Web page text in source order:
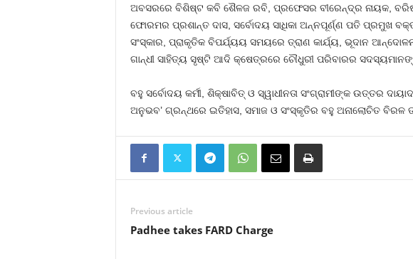
ଅବସରରେ ବିଶିଷ୍ଟ କବି ଶୈଳଜ ରବି, ପ୍ରଫେସର ବୀରେନ୍ଦ୍ର ନାୟକ,
ଫୋରମର ପ୍ରଶାନ୍ତ ଦାସ, ସର୍ବୋଦୟ ସାଧିକା ଅନ୍ନପୂର୍ଣ୍ଣ ପତି ପ୍ରମୁଖ
ସଂସ୍କାର, ପ୍ରାକୃତିକ ବିପର୍ଯ୍ୟୟ ସମୟରେ ତ୍ରାଣ କାର୍ଯ୍ୟ, ଭୂଦାନ
ଗାନ୍ଧୀ ସାହିତ୍ୟ ସୃଷ୍ଟି ଆଦି କ୍ଷେତ୍ରରେ ଚୌଧୁରୀ ପରିବାରର
ବହୁ ସର୍ବୋଦୟ କର୍ମୀ, ଶିକ୍ଷାବିତ୍‍ ଓ ସ୍ୱାଧୀନତା ସଂଗ୍ରାମୀଙ୍କ ଉତ୍ତର
ଅନୁଭବ’ ଗ୍ରନ୍ଥରେ ଇତିହାସ, ସମାଜ ଓ ସଂସ୍କୃତିର ବହୁ ଅନାଲୋଚିତ ବିରଳ
Previous article
Padhee takes FARD Charge